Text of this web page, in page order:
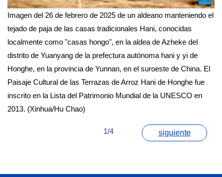
Imagen del 26 de febrero de 2025 de un aldeano manteniendo el
tejado de paja de las casas tradicionales Hani, conocidas
localmente como "casas hongo", en la aldea de Azheke del
distrito de Yuanyang de la prefectura autónoma hani y yi de
Honghe, en la provincia de Yunnan, en el suroeste de China. El
Paisaje Cultural de las Terrazas de Arroz Hani de Honghe fue
inscrito en la Lista del Patrimonio Mundial de la UNESCO en
2013. (Xinhua/Hu Chao)
1/4 siguiente